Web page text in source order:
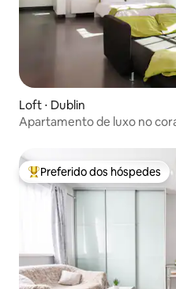
Loft ⋅ Dublin
Apartamento de luxo no
Entre os melhores preferidos
Preferido dos hóspedes